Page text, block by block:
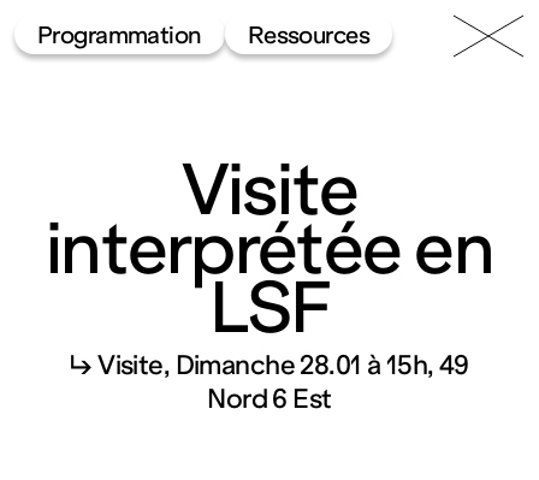
49 Nord
6 Est
Frac
Lorraine
Fonds
régional
Menu
Programmation Ressources
Visite
interprétée en
LSF
↳ Visite Dimanche 28.01 à 15h 49
Nord 6 Est